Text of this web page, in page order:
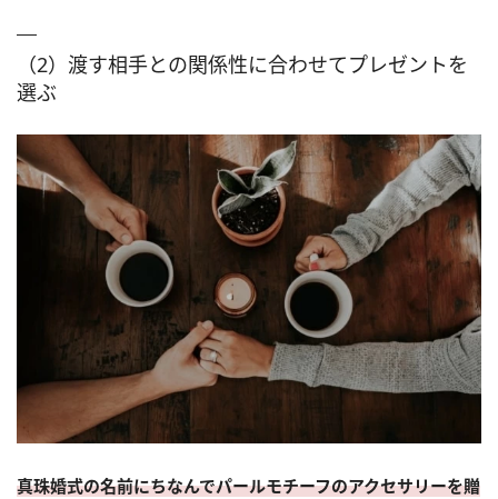
（2）渡す相手との関係性に合わせてプレゼントを
選ぶ
真珠婚式の名前にちなんでパールモチーフのアクセサリーを贈